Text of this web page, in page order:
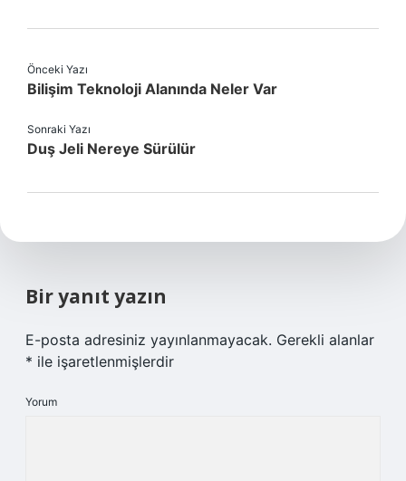
Önceki Yazı
Bilişim Teknoloji Alanında Neler Var
Sonraki Yazı
Duş Jeli Nereye Sürülür
Bir yanıt yazın
E-posta adresiniz yayınlanmayacak. Gerekli alanlar
* ile işaretlenmişlerdir
Yorum